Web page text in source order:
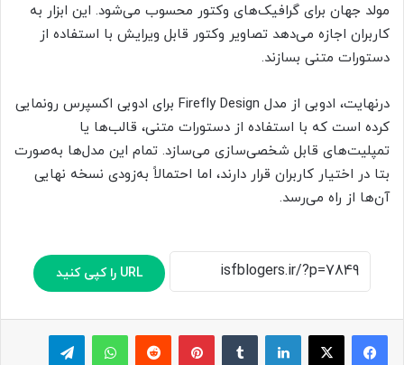
مولد جهان برای گرافیک‌های وکتور محسوب می‌شود. این ابزار به
کاربران اجازه می‌دهد تصاویر وکتور قابل ویرایش با استفاده از
دستورات متنی بسازند.
درنهایت، ادوبی از مدل Firefly Design برای ادوبی اکسپرس رونمایی
کرده است که با استفاده از دستورات متنی، قالب‌ها یا
تمپلیت‌های قابل شخصی‌سازی می‌سازد. تمام این مدل‌ها به‌صورت
بتا در اختیار کاربران قرار دارند، اما احتمالاً به‌زودی نسخه نهایی
آن‌ها از راه می‌رسد.
URL را کپی کنید
لینکدین پینترست ‫رددیت واتس آپ